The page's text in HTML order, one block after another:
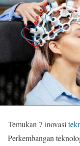
Temukan 7 inovasi
Perkembangan